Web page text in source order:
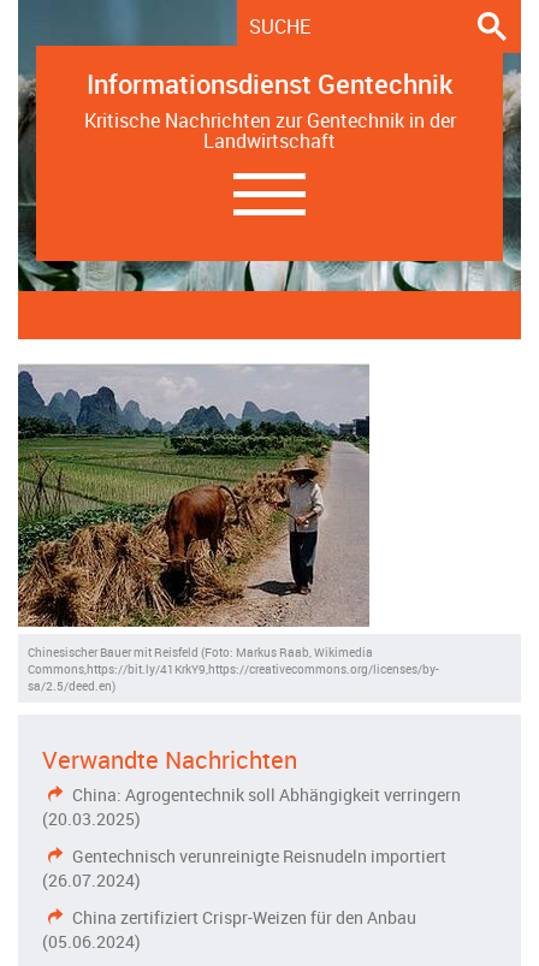
Informationsdienst Gentechnik
Kritische Nachrichten zur Gentechnik in der
Landwirtschaft
Navigation
ein-/ausblenden
Chinesischer Bauer mit Reisfeld (Foto: Markus Raab, Wikimedia
Commons,https://bit.ly/41KrkY9,https://creativecommons.org/licenses/by-
sa/2.5/deed.en)
Verwandte Nachrichten
China: Agrogentechnik soll Abhängigkeit verringern
(20.03.2025)
Gentechnisch verunreinigte Reisnudeln importiert
(26.07.2024)
China zertifiziert Crispr-Weizen für den Anbau
(05.06.2024)